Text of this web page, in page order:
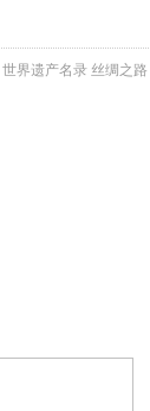
世界遗产名录 丝绸之路